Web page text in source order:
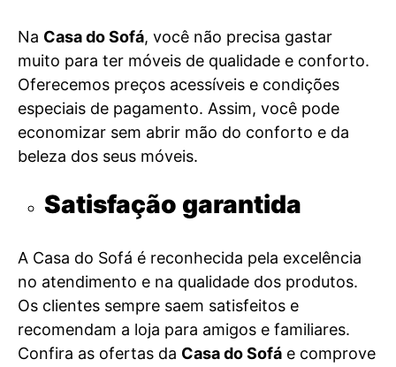
Na Casa do Sofá, você não precisa gastar
muito para ter móveis de qualidade e conforto.
Oferecemos preços acessíveis e condições
especiais de pagamento. Assim, você pode
economizar sem abrir mão do conforto e da
beleza dos seus móveis.
Satisfação garantida
A Casa do Sofá é reconhecida pela excelência
no atendimento e na qualidade dos produtos.
Os clientes sempre saem satisfeitos e
recomendam a loja para amigos e familiares.
Confira as ofertas da Casa do Sofá e comprove